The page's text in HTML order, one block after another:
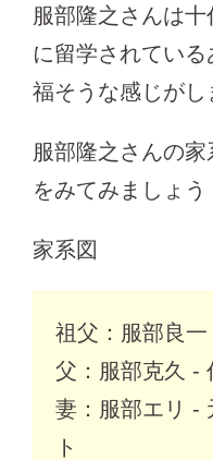
服部隆之さんは
に留学されてい
福そうな感じがし
服部隆之さんの
をみてみましょう
家系図
祖父：服部良
父：服部克久 -
妻：服部エリ -
ト